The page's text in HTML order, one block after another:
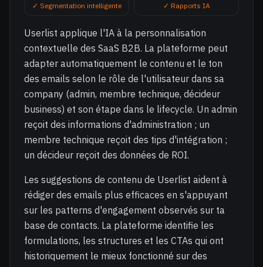
✓ Segmentation intelligente ✓ Rapports IA
Userlist applique l'IA à la personnalisation
contextuelle des SaaS B2B. La plateforme peut
adapter automatiquement le contenu et le ton
des emails selon le rôle de l'utilisateur dans sa
company (admin, membre technique, décideur
business) et son étape dans le lifecycle. Un admin
reçoit des informations d'administration ; un
membre technique reçoit des tips d'intégration ;
un décideur reçoit des données de ROI.
Les suggestions de contenu de Userlist aident à
rédiger des emails plus efficaces en s'appuyant
sur les patterns d'engagement observés sur ta
base de contacts. La plateforme identifie les
formulations, les structures et les CTAs qui ont
historiquement le mieux fonctionné sur des